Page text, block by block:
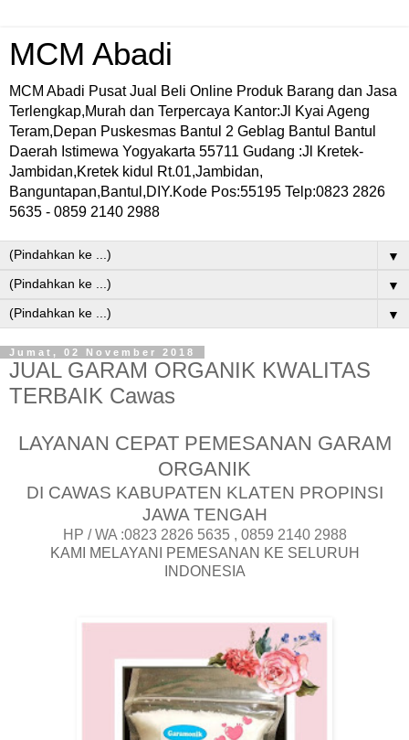
MCM Abadi
MCM Abadi Pusat Jual Beli Online Produk Barang dan Jasa
Terlengkap,Murah dan Terpercaya Kantor:Jl Kyai Ageng
Teram,Depan Puskesmas Bantul 2 Geblag Bantul Bantul
Daerah Istimewa Yogyakarta 55711 Gudang :Jl Kretek-
Jambidan,Kretek kidul Rt.01,Jambidan,
Banguntapan,Bantul,DIY.Kode Pos:55195 Telp:0823 2826
5635 - 0859 2140 2988
▼
▼
▼
Jumat, 02 November 2018
JUAL GARAM ORGANIK KWALITAS
TERBAIK Cawas
LAYANAN CEPAT PEMESANAN GARAM
ORGANIK
DI CAWAS KABUPATEN KLATEN PROPINSI
JAWA TENGAH
HP / WA :0823 2826 5635 , 0859 2140 2988
KAMI MELAYANI PEMESANAN KE SELURUH
INDONESIA